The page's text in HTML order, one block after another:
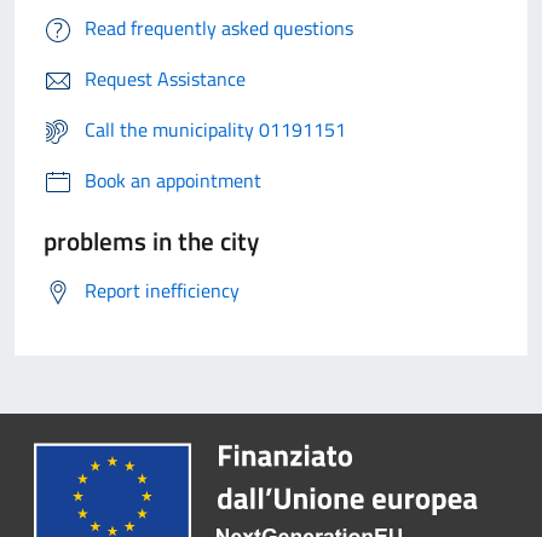
Read frequently asked questions
Request Assistance
Call the municipality 01191151
Book an appointment
problems in the city
Report inefficiency